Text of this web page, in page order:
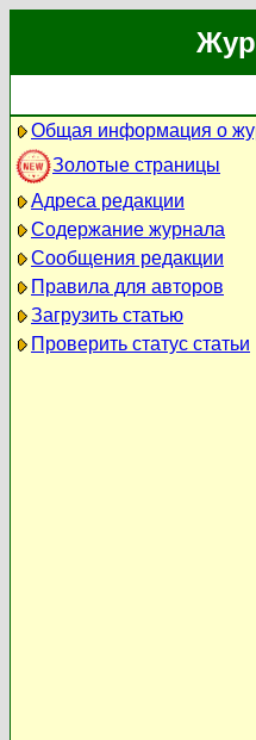
Общая информация о
Золотые страницы
Адреса редакции
Содержание журнала
Сообщения редакции
Правила для авторов
Загрузить статью
Проверить статус статьи